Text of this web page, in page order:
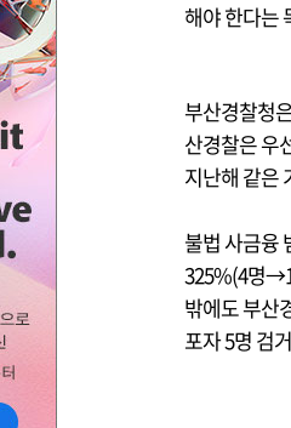
해야 한다는
부산경찰청
산경찰은 우
지난해 같은
불법 사금
325%(4명
밖에도 부산
포자 5명 검